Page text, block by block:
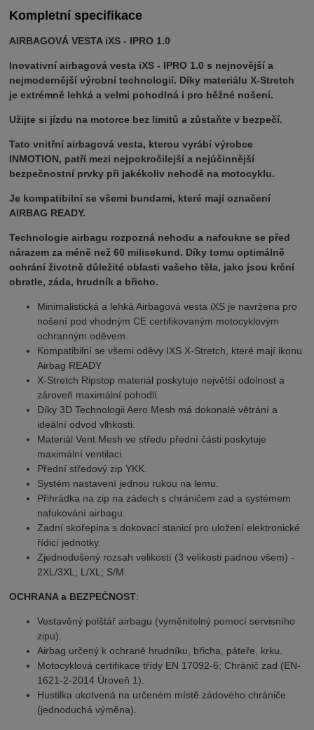
Kompletní specifikace
AIRBAGOVÁ VESTA iXS - IPRO 1.0
Inovativní airbagová vesta iXS - IPRO 1.0 s nejnovější a
nejmodernější výrobní technologií. Díky materiálu X-Stretch
je extrémně lehká a velmi pohodlná i pro běžné nošení.
Užijte si jízdu na motorce bez limitů a zůstaňte v bezpečí.
Tato vnitřní airbagová vesta, kterou vyrábí výrobce
INMOTION, patří mezi nejpokročilejší a nejúčinnější
bezpečnostní prvky při jakékoliv nehodě na motocyklu.
Je kompatibilní se všemi bundami, které mají označení
AIRBAG READY.
Technologie airbagu rozpozná nehodu a nafoukne se před
nárazem za méně než 60 milisekund. Díky tomu optimálně
ochrání životně důležité oblasti vašeho těla, jako jsou krční
obratle, záda, hrudník a břicho.
Minimalistická a lehká Airbagová vesta iXS je navržena pro
nošení pod vhodným CE certifikovaným motocyklovým
ochranným oděvem.
Kompatibilní se všemi oděvy IXS X-Stretch, které mají ikonu
Airbag READY
X-Stretch Ripstop materiál poskytuje největší odolnost a
zároveň maximální pohodlí.
Díky 3D Technologii Aero Mesh má dokonalé větrání a
ideální odvod vlhkosti.
Materiál Vent Mesh ve středu přední části poskytuje
maximální ventilaci.
Přední středový zip YKK.
Systém nastavení jednou rukou na lemu.
Přihrádka na zip na zádech s chráničem zad a systémem
nafukování airbagu.
Zadní skořepina s dokovací stanicí pro uložení elektronické
řídicí jednotky.
Zjednodušený rozsah velikostí (3 velikosti padnou všem) -
2XL/3XL; L/XL; S/M.
OCHRANA a BEZPEČNOST:
Vestavěný polštář airbagu (vyměnitelný pomocí servisního
zipu).
Airbag určený k ochraně hrudníku, břicha, páteře, krku.
Motocyklová certifikace třídy EN 17092-6; Chránič zad (EN-
1621-2-2014 Úroveň 1).
Hustilka ukotvená na určeném místě zádového chrániče
(jednoduchá výměna).